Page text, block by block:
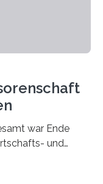
war Ende
und